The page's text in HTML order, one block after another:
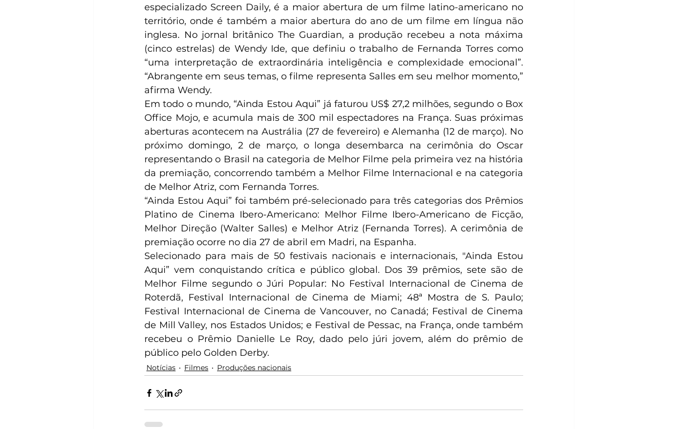
especializado Screen Daily, é a maior abertura de um filme latino-americano no
território, onde é também a maior abertura do ano de um filme em língua não
inglesa. No jornal britânico The Guardian, a produção recebeu a nota máxima
(cinco estrelas) de Wendy Ide, que definiu o trabalho de Fernanda Torres como
“uma interpretação de extraordinária inteligência e complexidade emocional”.
“Abrangente em seus temas, o filme representa Salles em seu melhor momento,”
afirma Wendy.
Em todo o mundo, “Ainda Estou Aqui” já faturou US$ 27,2 milhões, segundo o Box
Office Mojo, e acumula mais de 300 mil espectadores na França. Suas próximas
aberturas acontecem na Austrália (27 de fevereiro) e Alemanha (12 de março). No
próximo domingo, 2 de março, o longa desembarca na cerimônia do Oscar
representando o Brasil na categoria de Melhor Filme pela primeira vez na história
da premiação, concorrendo também a Melhor Filme Internacional e na categoria
de Melhor Atriz, com Fernanda Torres.
“Ainda Estou Aqui” foi também pré-selecionado para três categorias dos Prêmios
Platino de Cinema Ibero-Americano: Melhor Filme Ibero-Americano de Ficção,
Melhor Direção (Walter Salles) e Melhor Atriz (Fernanda Torres). A cerimônia de
premiação ocorre no dia 27 de abril em Madri, na Espanha.
Selecionado para mais de 50 festivais nacionais e internacionais, "Ainda Estou
Aqui” vem conquistando crítica e público global. Dos 39 prêmios, sete são de
Melhor Filme segundo o Júri Popular: No Festival Internacional de Cinema de
Roterdã, Festival Internacional de Cinema de Miami; 48ª Mostra de S. Paulo;
Festival Internacional de Cinema de Vancouver, no Canadá; Festival de Cinema
de Mill Valley, nos Estados Unidos; e Festival de Pessac, na França, onde também
recebeu o Prêmio Danielle Le Roy, dado pelo júri jovem, além do prêmio de
público pelo Golden Derby.
Notícias Filmes Produções nacionais